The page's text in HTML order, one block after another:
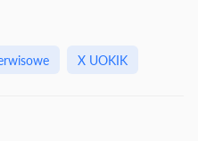
X UOKIK